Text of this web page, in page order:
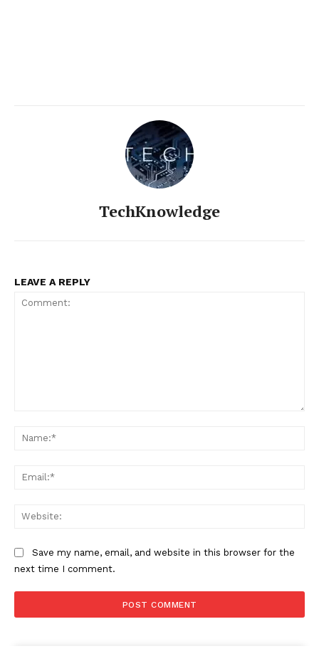
TechKnowledge
LEAVE A REPLY
Save my name, email, and website in this browser for the
next time I comment.